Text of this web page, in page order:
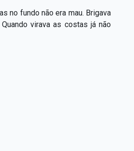
no fundo não era mau. Brigava
virava as costas já não